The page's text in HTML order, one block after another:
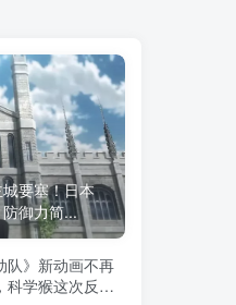
要塞！日本
御力简...
队》新动画不再
科学猴这次反而